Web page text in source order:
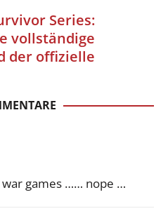
Series:
vollständige
der offizielle
war games …… nope …